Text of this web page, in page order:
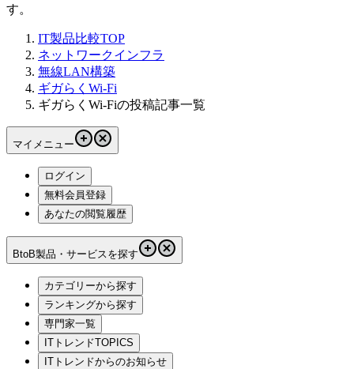
す。
IT製品比較TOP
ネットワークインフラ
無線LAN構築
ギガらくWi-Fi
ギガらくWi-Fiの投稿記事一覧
マイメニュー
ログイン
無料会員登録
あなたの閲覧履歴
BtoB製品・サービスを探す
カテゴリーから探す
ランキングから探す
専門家一覧
ITトレンドTOPICS
ITトレンドからのお知らせ